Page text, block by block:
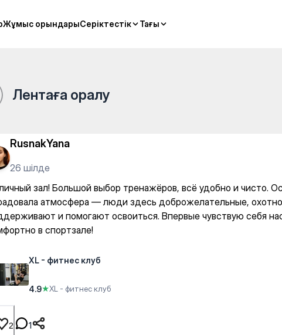
Жұмыс орындарыСеріктестік Тағы
Жұмыс орындарыСеріктестік Тағы
Лентаға оралу
RusnakYana
26 шілде
зал! Большой выбор тренажёров, всё удобно и чисто.
атмосфера — люди здесь доброжелательные,
и помогают освоиться. Впервые чувствую себя
в спортзале!
XL - фитнес клуб
4.9★XL - фитнес клуб
2 1